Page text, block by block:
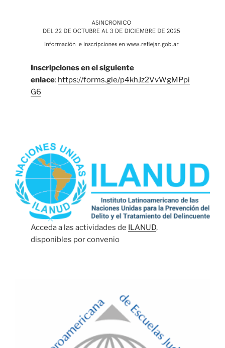
Inscripciones en el siguiente
enlace: https://forms.gle/p4khJz2VvWgMPpi
G6
Acceda a las actividades de ILANUD,
disponibles por convenio